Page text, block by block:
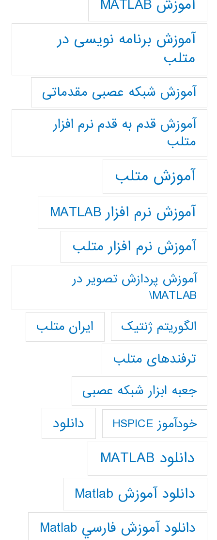
آموزش MATLAB
آموزش برنامه نویسی در
متلب
آموزش شبکه عصبی مقدماتی
آموزش قدم به قدم نرم افزار
متلب
آموزش متلب
آموزش نرم افزار MATLAB
آموزش نرم افزار متلب
آموزش پردازش تصوير در
MATLAB\
الگوریتم ژنتیک
ایران متلب
ترفندهای متلب
جعبه ابزار شبکه عصبی
خودآموز HSPICE دانلود
دانلود MATLAB
دانلود آموزش Matlab
دانلود آموزش فارسي Matlab